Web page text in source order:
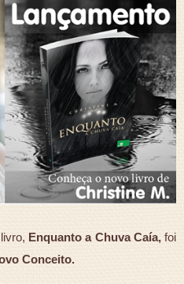
livro,Enquanto a Chuva Caía,foi
Conceito.